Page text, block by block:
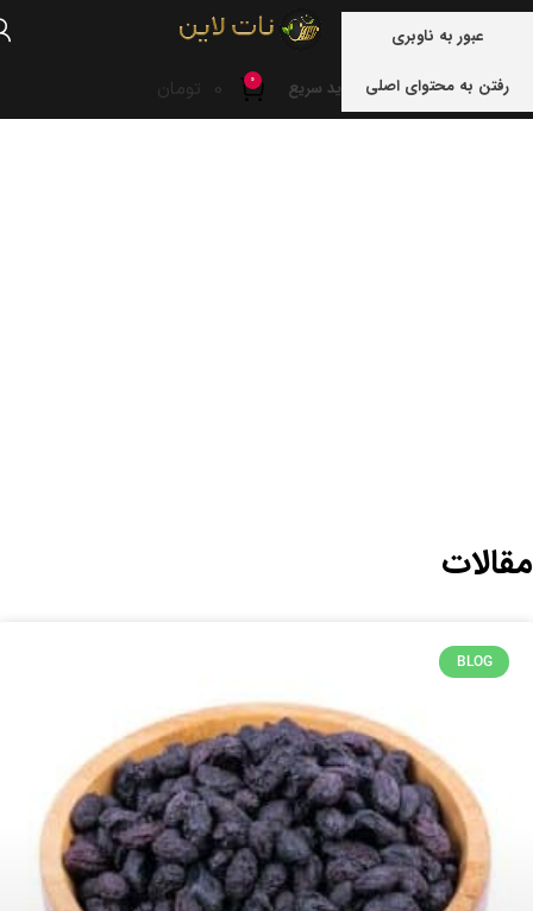
عبور به ناوبری
رفتن به محتوای اصلی
خرید سریع 0
0 تومان
مقالات
BLOG